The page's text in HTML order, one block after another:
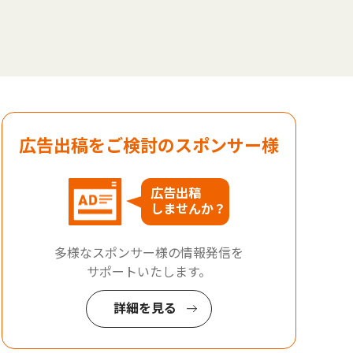
広告出稿をご検討のスポンサー様
広告出稿
しませんか？
多様なスポンサー様の情報発信を
サポートいたします。
詳細を見る